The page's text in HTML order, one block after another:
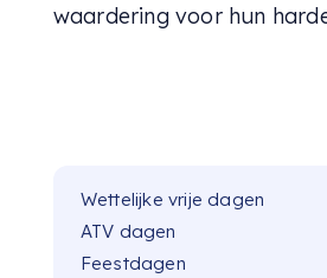
waardering voor hun
Wettelijke vrije dagen
ATV dagen
Feestdagen